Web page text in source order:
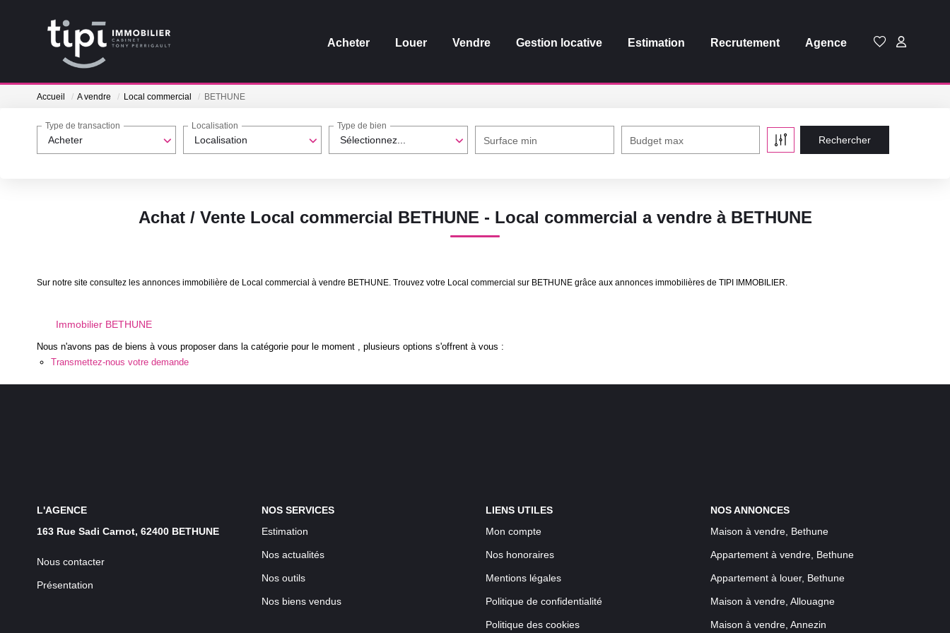
Acheter Louer Vendre Gestion locative Estimation Recrutement Agence
Accueil A vendre Local commercial BETHUNE
Acheter
Type de transaction
Localisation
Localisation
Sélectionnez...
Type de bien
Surface min Budget max
Achat / Vente Local commercial BETHUNE - Local commercial a vendre à BETHUNE
Sur notre site consultez les annonces immobilière de Local commercial à vendre BETHUNE. Trouvez votre Local commercial sur BETHUNE grâce aux annonces immobilières de TIPI IMMOBILIER.
Immobilier BETHUNE
Nous n'avons pas de biens à vous proposer dans la catégorie pour le moment , plusieurs options s'offrent à vous :
Transmettez-nous votre demande
L'AGENCE
163 Rue Sadi Carnot, 62400 BETHUNE
Nous contacter
Présentation
NOS SERVICES
Estimation
Nos actualités
Nos outils
Nos biens vendus
LIENS UTILES
Mon compte
Nos honoraires
Mentions légales
Politique de confidentialité
Politique des cookies
NOS ANNONCES
Maison à vendre, Bethune
Appartement à vendre, Bethune
Appartement à louer, Bethune
Maison à vendre, Allouagne
Maison à vendre, Annezin